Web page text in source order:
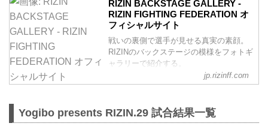
RIZIN BACKSTAGE GALLERY -
RIZIN FIGHTING FEDERATION オ
フィシャルサイト
戦いの裏側で選手が見せる真実の素顔。
RIZINのバックステージの模様をフォトギ
ャラリーで紹介する。
jp.rizinff.com
Yogibo presents RIZIN.29 試合結果一覧